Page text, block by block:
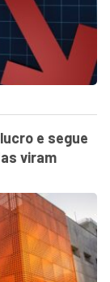
e segue
viram